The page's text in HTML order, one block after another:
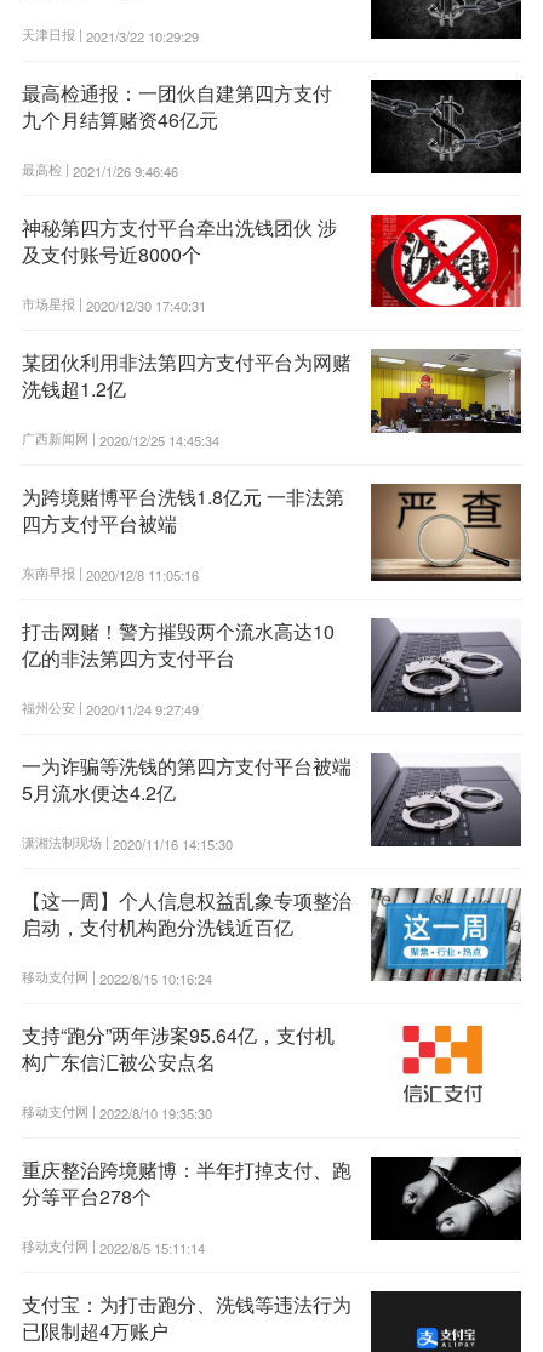
天津日报 | 2021/3/22 10:29:29
最高检通报：一团伙自建第四方支付
九个月结算赌资46亿元
最高检 | 2021/1/26 9:46:46
神秘第四方支付平台牵出洗钱团伙 涉
及支付账号近8000个
市场星报 | 2020/12/30 17:40:31
某团伙利用非法第四方支付平台为网赌
洗钱超1.2亿
广西新闻网 | 2020/12/25 14:45:34
为跨境赌博平台洗钱1.8亿元 一非法第
四方支付平台被端
东南早报 | 2020/12/8 11:05:16
打击网赌！警方摧毁两个流水高达10
亿的非法第四方支付平台
福州公安 | 2020/11/24 9:27:49
一为诈骗等洗钱的第四方支付平台被端
5月流水便达4.2亿
潇湘法制现场 | 2020/11/16 14:15:30
【这一周】个人信息权益乱象专项整治
启动，支付机构跑分洗钱近百亿
移动支付网 | 2022/8/15 10:16:24
支持“跑分”两年涉案95.64亿，支付机
构广东信汇被公安点名
移动支付网 | 2022/8/10 19:35:30
重庆整治跨境赌博：半年打掉支付、跑
分等平台278个
移动支付网 | 2022/8/5 15:11:14
支付宝：为打击跑分、洗钱等违法行为
已限制超4万账户